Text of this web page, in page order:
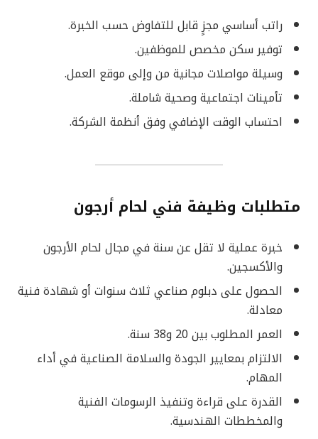
راتب أساسي مجزٍ قابل للتفاوض حسب الخبرة.
توفير سكن مخصص للموظفين.
وسيلة مواصلات مجانية من وإلى موقع العمل.
تأمينات اجتماعية وصحية شاملة.
احتساب الوقت الإضافي وفق أنظمة الشركة.
متطلبات وظيفة فني لحام أرجون
خبرة عملية لا تقل عن سنة في مجال لحام الأرجون
والأكسجين.
الحصول على دبلوم صناعي ثلاث سنوات أو شهادة فنية
معادلة.
العمر المطلوب بين 20 و38 سنة.
الالتزام بمعايير الجودة والسلامة الصناعية في أداء
المهام.
القدرة على قراءة وتنفيذ الرسومات الفنية
والمخططات الهندسية.